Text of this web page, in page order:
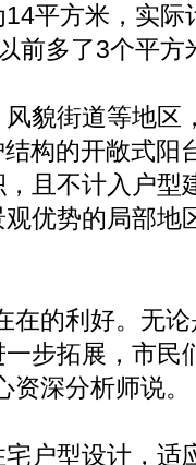
平方米，实
前多了3个平方
貌街道等地区
构的开敞式阳
且不计入户型
优势的局部地
在的利好。无
步拓展，市民
深分析师说。
户型设计，适